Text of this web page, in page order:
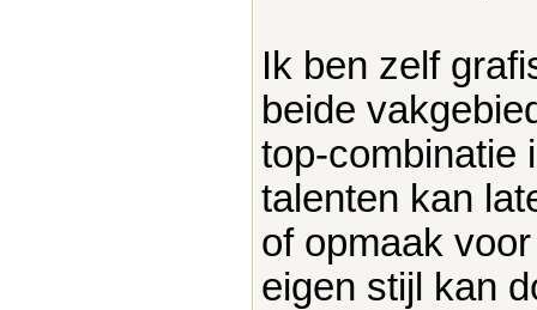
Ik ben zelf
beide
top-combinatie
talenten kan
of opmaak
eigen stijl kan